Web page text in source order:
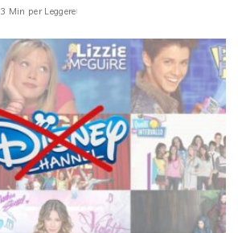
3 Min per Leggere